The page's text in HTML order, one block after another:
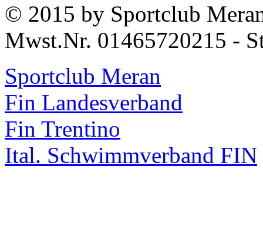
© 2015 by Sportclub
Mwst.Nr. 01465720215 -
Sportclub Meran
Fin Landesverband
Fin Trentino
Ital. Schwimmverband FIN